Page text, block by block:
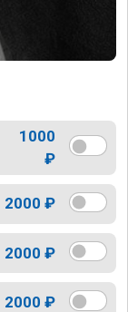
1000
₽
2000 ₽
2000 ₽
2000 ₽